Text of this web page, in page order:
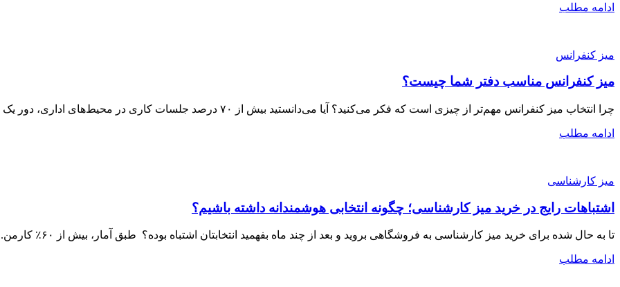
ادامه مطلب
میز کنفرانس
میز کنفرانس مناسب دفتر شما چیست؟
چرا انتخاب میز کنفرانس مهم‌تر از چیزی است که فکر می‌کنید؟ آیا می‌دانستید بیش از ۷۰ درصد جلسات کاری در محیط‌های اداری، دور یک میز ...
ادامه مطلب
میز کارشناسی
اشتباهات رایج در خرید میز کارشناسی؛ چگونه انتخابی هوشمندانه داشته باشیم؟
تا به حال شده برای خرید میز کارشناسی به فروشگاهی بروید و بعد از چند ماه بفهمید انتخابتان اشتباه بوده؟ طبق آمار، بیش از ۶۰٪ کارمن...
ادامه مطلب